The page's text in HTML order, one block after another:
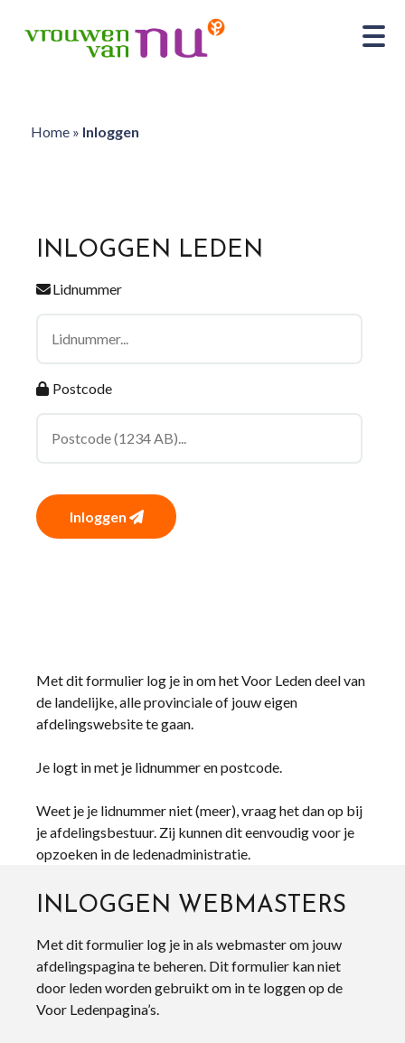
Home» Inloggen
INLOGGEN LEDEN
Lidnummer
Postcode
Inloggen
Met dit formulier log je in om het Voor Leden deel van
de landelijke, alle provinciale of jouw eigen
afdelingswebsite te gaan.
Je logt in met je lidnummer en postcode.
Weet je je lidnummer niet (meer), vraag het dan op bij
je afdelingsbestuur. Zij kunnen dit eenvoudig voor je
opzoeken in de ledenadministratie.
INLOGGEN WEBMASTERS
Met dit formulier log je in als webmaster om jouw
afdelingspagina te beheren. Dit formulier kan niet
door leden worden gebruikt om in te loggen op de
Voor Ledenpagina’s.